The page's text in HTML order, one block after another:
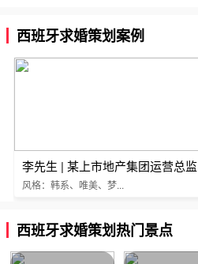
西班牙求婚策划案例
李先生 | 某上市地产集团运营总监
风格：韩系、唯美、梦...
西班牙求婚策划热门景点